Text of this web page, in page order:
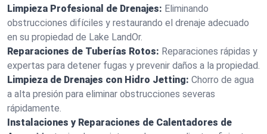
Limpieza Profesional de Drenajes: Eliminando
obstrucciones difíciles y restaurando el drenaje adecuado
en su propiedad de Lake LandOr.
Reparaciones de Tuberías Rotos: Reparaciones rápidas y
expertas para detener fugas y prevenir daños a la propiedad.
Limpieza de Drenajes con Hidro Jetting: Chorro de agua
a alta presión para eliminar obstrucciones severas
rápidamente.
Instalaciones y Reparaciones de Calentadores de